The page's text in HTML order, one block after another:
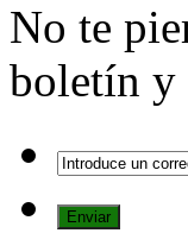
No te
boletín y